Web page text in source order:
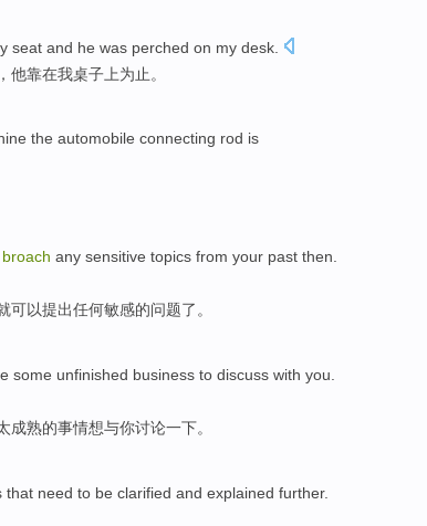
seat and he was perched on my desk
他靠在我桌子上为止。
the automobile connecting rod is
broach any sensitive topics from your past then
可以提出任何敏感的问题了。
some unfinished business to discuss with you.
成熟的事情想与你讨论一下。
that need to be clarified and explained further.